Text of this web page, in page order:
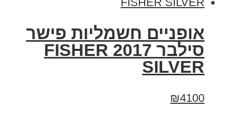
אופניים חשמליות פישר
סילבר 2017 FISHER
SILVER
₪4100